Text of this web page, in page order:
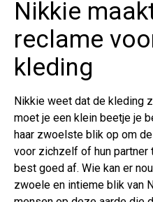
Nikkie
reclame
kleding
Nikkie weet dat de kleding
moet je een klein beetje je
haar zwoelste blik op om
voor zichzelf of hun partner
best goed af. Wie kan er
zwoele en intieme blik van